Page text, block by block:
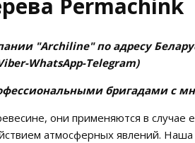
"Archiline" по адресу
WhatsApp-Telegram)
бригадами с
они применяются в случае
атмосферных явлений. Наша